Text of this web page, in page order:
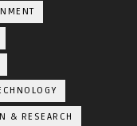
& RESEARCH